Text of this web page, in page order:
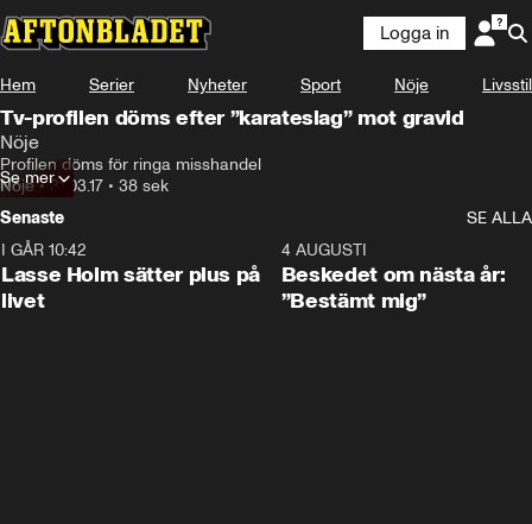
Logga in
Hem Serier Nyheter Sport Nöje Livsstil
Tv-profilen döms efter ”karateslag” mot gravid
Nöje
Profilen döms för ringa misshandel
Nöje•31.03.17 • 38 sek
Se mer
Senaste
SE ALLA
I GÅR 10:42
Lasse Holm sätter plus på
livet
4 AUGUSTI
Beskedet om nästa år:
”Bestämt mig”